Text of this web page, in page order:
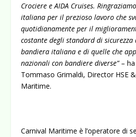
Crociere e AIDA Cruises.
italiana per il prezioso lavoro che
quotidianamente per il
costante degli standard di
bandiera italiana e di quelle che
nazionali con bandiere diverse”–
Tommaso Grimaldi, Director HSE
Maritime.
Carnival Maritime è l’operatore di